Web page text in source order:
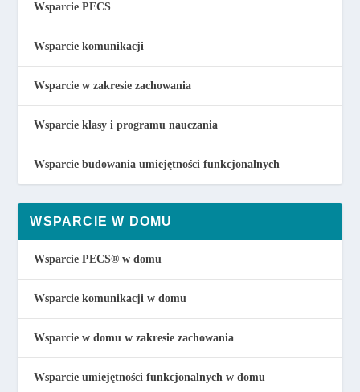
Wsparcie PECS
Wsparcie komunikacji
Wsparcie w zakresie zachowania
Wsparcie klasy i programu nauczania
Wsparcie budowania umiejętności funkcjonalnych
WSPARCIE W DOMU
Wsparcie PECS® w domu
Wsparcie komunikacji w domu
Wsparcie w domu w zakresie zachowania
Wsparcie umiejętności funkcjonalnych w domu